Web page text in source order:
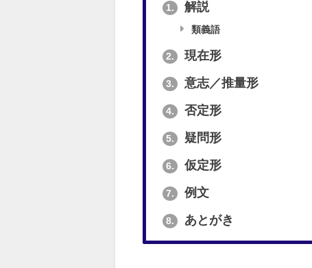
1. 解説
類義語
2. 現在形
3. 意志／推量形
4. 否定形
5. 疑問形
6. 仮定形
7. 例文
8. あとがき